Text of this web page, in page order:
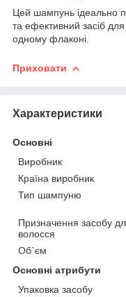
Цей шампунь ідеально
та ефективний засіб
одному флаконі.
Приховати
Характеристики
Основні
Виробник
Країна виробник
Тип шампуню
Призначення засобу
волосся
Об`єм
Основні атрибути
Упаковка засобу